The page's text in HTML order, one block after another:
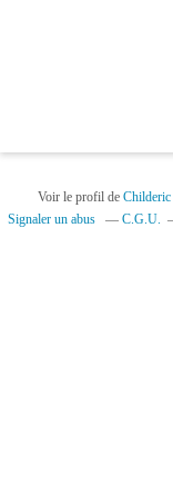
Voir le profil de Childeric
Signaler un abus
C.G.U.